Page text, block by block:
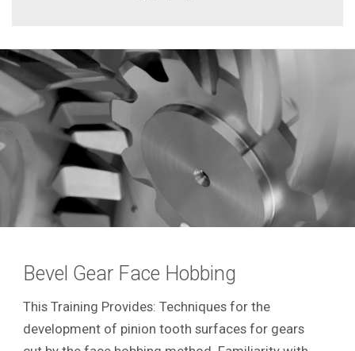
Bevel Gear Face Hobbing
This Training Provides: Techniques for the
development of pinion tooth surfaces for gears